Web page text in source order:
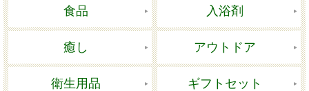
食品 入浴剤
癒し アウトドア
衛生用品 ギフトセット